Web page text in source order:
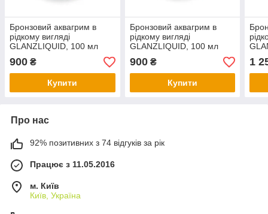
Бронзовий аквагрим в
рідкому вигляді
GLANZLIQUID, 100 мл
900 ₴
Купити
Бронзовий аквагрим в
рідкому вигляді
GLANZLIQUID, 100 мл
900₴
Купити
1
Про нас
92% позитивних з 74 відгуків за рік
Працює з 11.05.2016
м. Київ
Київ, Україна